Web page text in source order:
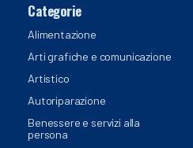
Categorie
Alimentazione
Arti grafiche e comunicazione
Artistico
Autoriparazione
Benessere e servizi alla
persona